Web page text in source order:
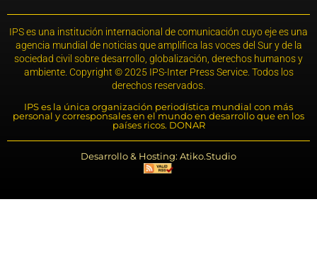
IPS es una institución internacional de comunicación cuyo eje es una
agencia mundial de noticias que amplifica las voces del Sur y de la
sociedad civil sobre desarrollo, globalización, derechos humanos y
ambiente. Copyright © 2025 IPS-Inter Press Service. Todos los
derechos reservados.
IPS es la única organización periodística mundial con más
personal y corresponsales en el mundo en desarrollo que en los
países ricos. DONAR
Desarrollo & Hosting: Atiko.Studio